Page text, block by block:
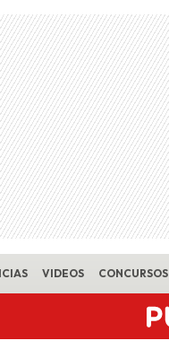
VIDEOS CONCURSOS